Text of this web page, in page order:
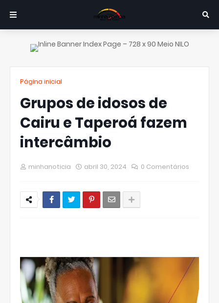
Página inicial
Grupos de idosos de
Cairu e Taperoá fazem
intercâmbio
minhanoticia abril 30, 2024 0 Comentários